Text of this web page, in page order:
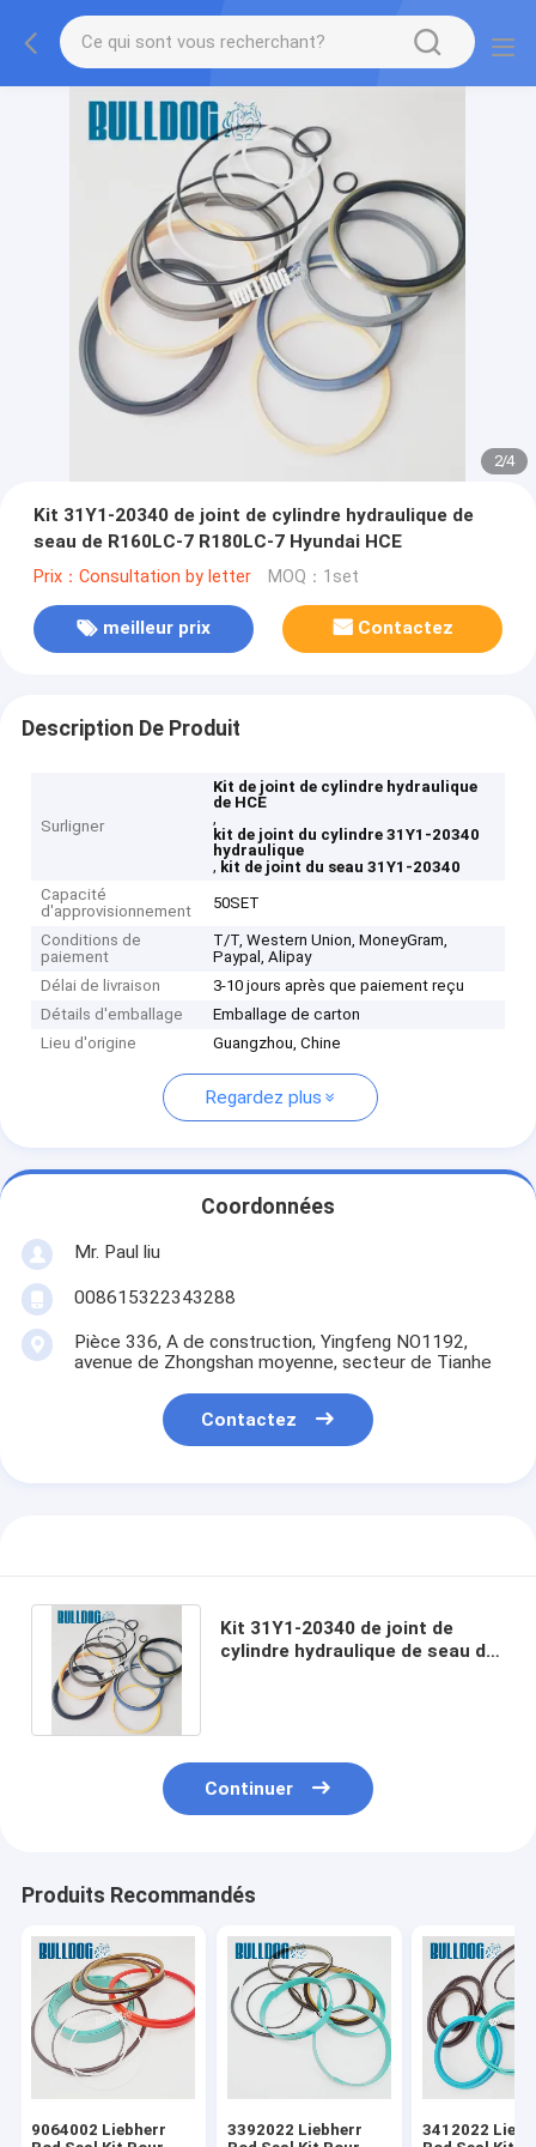
2/4
Kit 31Y1-20340 de joint de cylindre hydraulique de
seau de R160LC-7 R180LC-7 Hyundai HCE
Prix：Consultation by letter MOQ：1set
meilleur prix Contactez
Description De Produit
Surligner
Kit de joint de cylindre hydraulique
de HCE
,
kit de joint du cylindre 31Y1-20340
hydraulique
, kit de joint du seau 31Y1-20340
Capacité
d'approvisionnement
50SET
Conditions de
paiement
T/T, Western Union, MoneyGram,
Paypal, Alipay
Délai de livraison
3-10 jours après que paiement reçu
Détails d'emballage
Emballage de carton
Lieu d'origine
Guangzhou, Chine
Regardez plus
Coordonnées
Mr. Paul liu
008615322343288
Pièce 336, A de construction, Yingfeng NO1192,
avenue de Zhongshan moyenne, secteur de Tianhe
Contactez
Kit 31Y1-20340 de joint de
cylindre hydraulique de seau de
Continuer
Produits Recommandés
9064002 Liebherr
3392022 Liebherr
3412022